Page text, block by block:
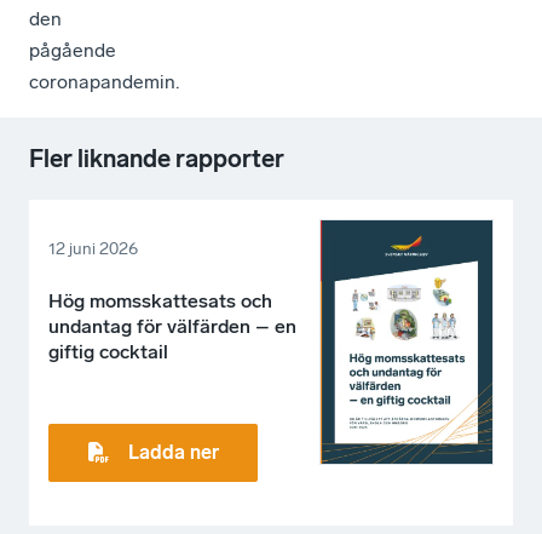
den
pågående
coronapandemin.
Fler liknande rapporter
12 juni 2026
Hög momsskattesats och
undantag för välfärden – en
giftig cocktail
Ladda ner